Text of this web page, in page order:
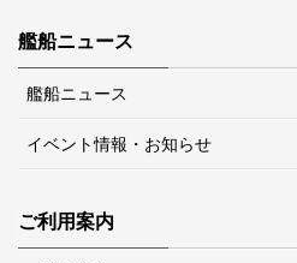
艦船ニュース
艦船ニュース
イベント情報・お知らせ
ご利用案内